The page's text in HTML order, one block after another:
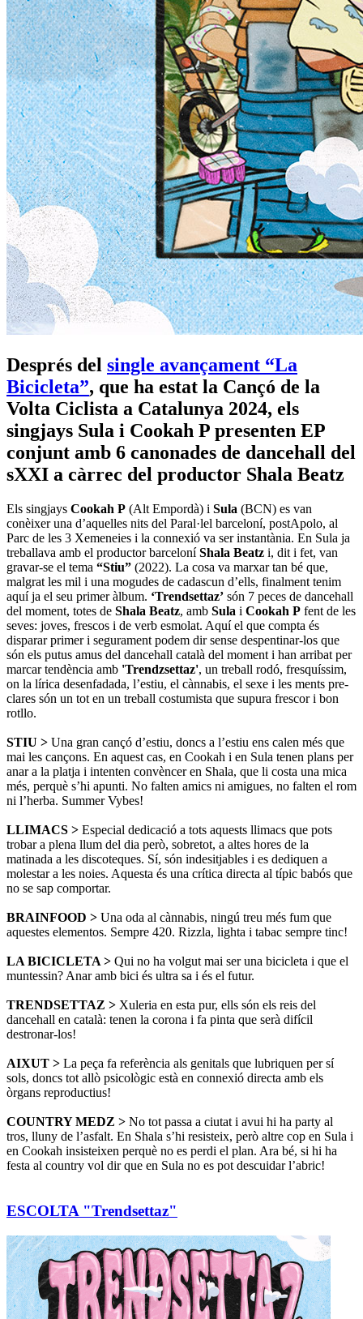
Després del single avançament “La
Bicicleta”, que ha estat la Cançó de la
Volta Ciclista a Catalunya 2024, els
singjays Sula i Cookah P presenten EP
conjunt amb 6 canonades de dancehall del
sXXI a càrrec del productor Shala Beatz
Els singjays Cookah P (Alt Empordà) i Sula (BCN) es van
conèixer una d’aquelles nits del Paral·lel barceloní, postApolo, al
Parc de les 3 Xemeneies i la connexió va ser instantània. En Sula ja
treballava amb el productor barceloníShala Beatz i, dit i fet, van
gravar-se el tema “Stiu” (2022). La cosa va marxar tan bé que,
malgrat les mil i una mogudes de cadascun d’ells, finalment tenim
aquí ja el seu primer àlbum. ‘Trendsettaz’ són 7 peces de dancehall
del moment, totes de Shala Beatz, amb Sula i Cookah P fent de les
seves: joves, frescos i de verb esmolat. Aquí el que compta és
disparar primer i segurament podem dir sense despentinar-los que
són els putus amus del dancehall català del moment i han arribat per
marcar tendència amb 'Trendzsettaz', un treball rodó, fresquíssim,
on la lírica desenfadada, l’estiu, el cànnabis, el sexe i les ments pre-
clares són un tot en un treball costumista que supura frescor i bon
rotllo.
STIU > Una gran cançó d’estiu, doncs a l’estiu ens calen més que
mai les cançons. En aquest cas, en Cookah i en Sula tenen plans per
anar a la platja i intenten convèncer en Shala, que li costa una mica
més, perquè s’hi apunti. No falten amics ni amigues, no falten el rom
ni l’herba. Summer Vybes!
LLIMACS > Especial dedicació a tots aquests llimacs que pots
trobar a plena llum del dia però, sobretot, a altes hores de la
matinada a les discoteques. Sí, són indesitjables i es dediquen a
molestar a les noies. Aquesta és una crítica directa al típic babós que
no se sap comportar.
BRAINFOOD > Una oda al cànnabis, ningú treu més fum que
aquestes elementos. Sempre 420. Rizzla, lighta i tabac sempre tinc!
LA BICICLETA > Qui no ha volgut mai ser una bicicleta i que el
muntessin? Anar amb bici és ultra sa i és el futur.
TRENDSETTAZ > Xuleria en esta pur, ells són els reis del
dancehall en català: tenen la corona i fa pinta que serà difícil
destronar-los!
AIXUT > La peça fa referència als genitals que lubriquen per sí
sols, doncs tot allò psicològic està en connexió directa amb els
òrgans reproductius!
COUNTRY MEDZ > No tot passa a ciutat i avui hi ha party al
tros, lluny de l’asfalt. En Shala s’hi resisteix, però altre cop en Sula i
en Cookah insisteixen perquè no es perdi el plan. Ara bé, si hi ha
festa al country vol dir que en Sula no es pot descuidar l’abric!
ESCOLTA "Trendsettaz"